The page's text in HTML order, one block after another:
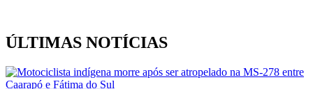
ÚLTIMAS NOTÍCIAS